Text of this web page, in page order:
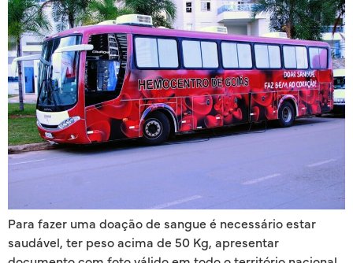
Para fazer uma doação de sangue é necessário estar
saudável, ter peso acima de 50 Kg, apresentar